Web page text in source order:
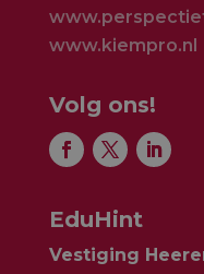
www.kiempro.nl
Volg ons!
EduHint
Vestiging